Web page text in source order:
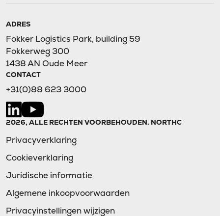
ADRES
Fokker Logistics Park, building 59
Fokkerweg 300
1438 AN Oude Meer
CONTACT
+31(0)88 623 3000
2026, ALLE RECHTEN VOORBEHOUDEN. NORTHC
Privacyverklaring
Cookieverklaring
Juridische informatie
Algemene inkoopvoorwaarden
Privacyinstellingen wijzigen